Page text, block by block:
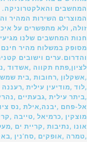
המחשבים והאלקטרוניקה.
המוצרים השירות המהיר
זולה, ולא מתפשרים על
חנות המחשבים שלנו
מסופק במשלוח מהיר
והדרום.ערים וישובים
לציון,פתח תקווה ,אשדוד
,אשקלון ,רחובות ,בית
,לוד ,מודיעין עילית
,ביתר עילית ,גבעתיים
אל-פחם ,יבנה,אילת ,נס
מוצקין ,כרמיאל ,טייבה
אונו ,נתיבות ,קריית ים
,טמרה ,אופקים ,סח'נין